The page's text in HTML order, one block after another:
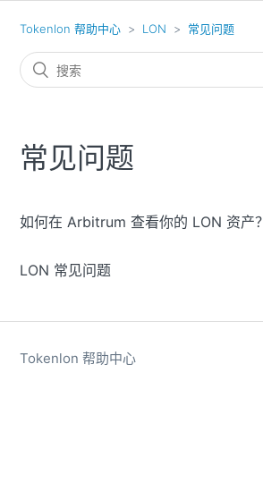
Tokenlon 帮助中心 LON 常见问题
常见问题
如何在 Arbitrum 查看你的 LON 资产？
LON 常见问题
Tokenlon 帮助中心